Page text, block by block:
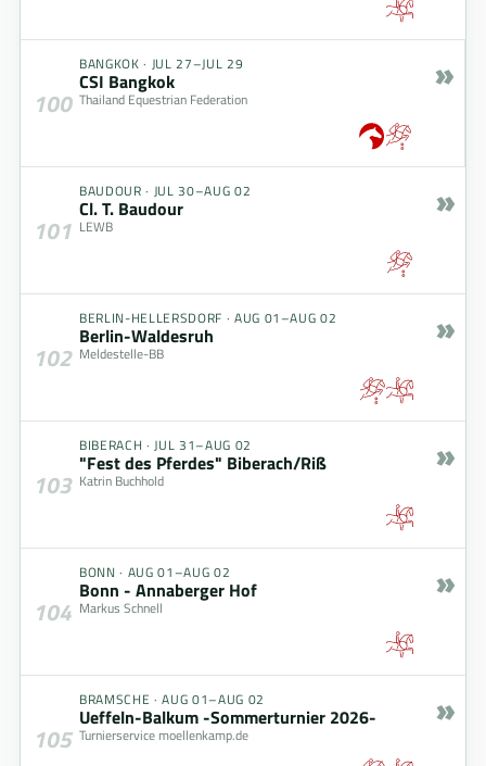
100
BANGKOK · JUL 27–JUL 29
CSI Bangkok
Thailand Equestrian Federation
»
101
BAUDOUR · JUL 30–AUG 02
Cl. T. Baudour
LEWB
»
102
BERLIN-HELLERSDORF · AUG 01–AUG 02
Berlin-Waldesruh
Meldestelle-BB
»
103
BIBERACH ·JUL 31–AUG 02
"Fest des Pferdes" Biberach/Riß
Katrin Buchhold
»
104
BONN · AUG 01–AUG 02
Bonn - Annaberger Hof
Markus Schnell
»
105
BRAMSCHE ·AUG 01–AUG 02
Ueffeln-Balkum -Sommerturnier 2026-
Turnierservice moellenkamp.de
»